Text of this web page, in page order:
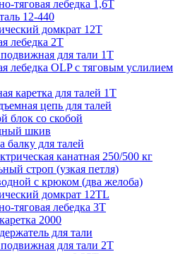
тяговая лебедка 1,6Т
12-440
домкрат 12Т
лебедка 2Т
для тали 1Т
лебедка OLP с тяговым услилием
каретка для талей 1Т
цепь для талей
блок со скобой
шкив
балку для талей
канатная 250/500 кг
строп (узкая петля)
с крюком (два желоба)
домкрат 12TL
тяговая лебедка 3Т
2000
для тали
для тали 2Т